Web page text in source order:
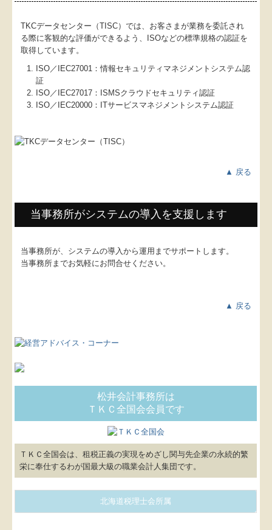
松井会計事務所は
ＴＫＣ全国会会員です
ＴＫＣ全国会は、租税正義の実現をめざし関与先企業の永続的繁
栄に奉仕するわが国最大級の職業会計人集団です。
北海道税理士会所属
TKCデータセンター（TISC）では、お客さまが業務を委託され
る際に客観的な評価ができるよう、ISOなどの標準規格の認証を
取得しています。
ISO／IEC27001：情報セキュリティマネジメントシステム認
証
ISO／IEC27017：ISMSクラウドセキュリティ認証
ISO／IEC20000：ITサービスマネジメントシステム認証
▲ 戻る
当事務所がシステムの導入を支援します
当事務所が、システムの導入から運用までサポートします。
当事務所までお気軽にお問合せください。
▲ 戻る